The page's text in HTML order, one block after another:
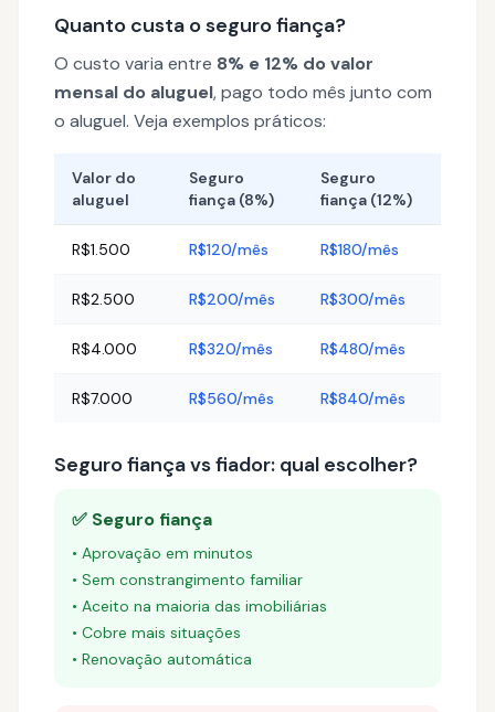
Quanto custa o seguro fiança?
O custo varia entre 8% e 12% do valor
mensal do aluguel, pago todo mês junto com
o aluguel. Veja exemplos práticos:
Valor do
aluguel
Seguro
fiança (8%)
Seguro
fiança (12%)
R$1.500 R$120/mês R$180/mês
R$2.500 R$200/mês R$300/mês
R$4.000 R$320/mês R$480/mês
R$7.000 R$560/mês R$840/mês
Seguro fiança vs fiador: qual escolher?
✅ Seguro fiança
• Aprovação em minutos
• Sem constrangimento familiar
• Aceito na maioria das imobiliárias
• Cobre mais situações
• Renovação automática